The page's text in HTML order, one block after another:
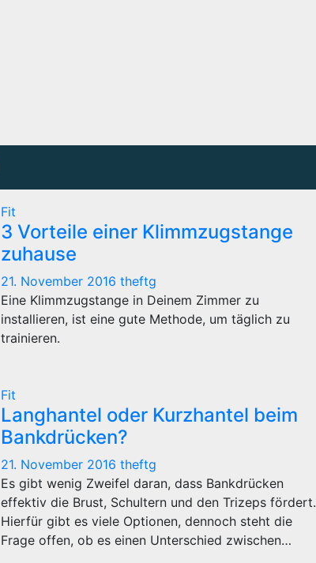
Fit
3 Vorteile einer Klimmzugstange
zuhause
21. November 2016 theftg
Eine Klimmzugstange in Deinem Zimmer zu
installieren, ist eine gute Methode, um täglich zu
trainieren.
Fit
Langhantel oder Kurzhantel beim
Bankdrücken?
21. November 2016 theftg
Es gibt wenig Zweifel daran, dass Bankdrücken
effektiv die Brust, Schultern und den Trizeps fördert.
Hierfür gibt es viele Optionen, dennoch steht die
Frage offen, ob es einen Unterschied zwischen…